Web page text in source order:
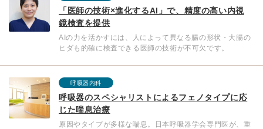
「医師の技術×進化するAI」で、精度の高い内視
鏡検査を提供
AIの力を活かすには、人によって異なる腸の形状・大腸の
ヒダも的確に検査できる医師の技術が不可欠です。
呼吸器内科
呼吸器のスペシャリストによるフェノタイプに応
じた喘息治療
原因やタイプが多様な喘息。日本呼吸器学会専門医が、重